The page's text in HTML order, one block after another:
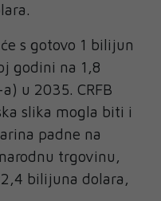
s gotovo 1 bilijun
godini na 1,8
u 2035. CRFB
slika mogla biti i
padne na
trgovinu,
bilijuna dolara,